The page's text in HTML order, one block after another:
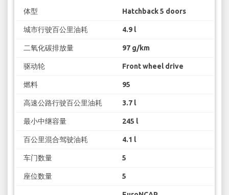
体型 Hatchback 5 doors
城市行驶百公里油耗 4.9 l
二氧化碳排放量 97 g/km
驱动轮 Front wheel drive
燃料 95
高速公路行驶百公里油耗 3.7 l
最小中继容量 245 l
百公里混合驾驶油耗 4.1 l
车门数量 5
座位数量 5